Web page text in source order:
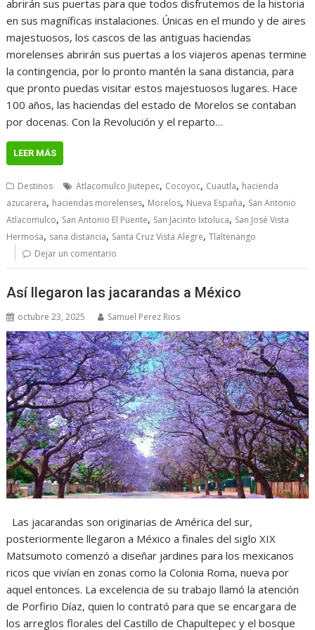
abrirán sus puertas para que todos disfrutemos de la historia
en sus magníficas instalaciones. Únicas en el mundo y de aires
majestuosos, los cascos de las antiguas haciendas
morelenses abrirán sus puertas a los viajeros apenas termine
la contingencia, por lo pronto mantén la sana distancia, para
que pronto puedas visitar estos majestuosos lugares. Hace
100 años, las haciendas del estado de Morelos se contaban
por docenas. Con la Revolución y el reparto…
LEER MÁS
Destinos Atlacomulco Jiutepec, Cocoyoc, Cuautla, hacienda
azucarera, haciendas morelenses, Morelos, Nueva España, San Antonio
Atlacomulco, San Antonio El Puente, San Jacinto Ixtoluca, San José Vista
Hermosa, sana distancia, Santa Cruz Vista Alegre,Tlaltenango
Dejar un comentario
Así llegaron las jacarandas a México
octubre 23, 2025 Samuel Perez Rios
Las jacarandas son originarias de América del sur,
posteriormente llegaron a México a finales del siglo XIX
Matsumoto comenzó a diseñar jardines para los mexicanos
ricos que vivían en zonas como la Colonia Roma, nueva por
aquel entonces. La excelencia de su trabajo llamó la atención
de Porfirio Díaz, quien lo contrató para que se encargara de
los arreglos florales del Castillo de Chapultepec y el bosque